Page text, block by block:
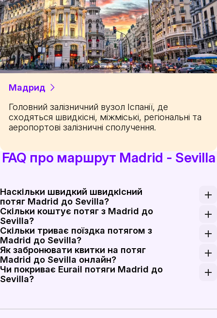
Мадрид
Головний залізничний вузол Іспанії, де
сходяться швидкісні, міжміські, регіональні та
аеропортові залізничні сполучення.
FAQ про маршрут Madrid - Sevilla
Наскільки швидкий швидкісний
потяг Madrid до Sevilla?
Потяги AVE, Avlo, Iryo та Ouigo Espana на
Скільки коштує потяг з Madrid до
Sevilla?
Квитки в один бік на швидкісний потяг Madrid до
Скільки триває поїздка потягом з
Madrid до Sevilla?
Найшвидші потяги Madrid до Sevilla долають шлях
Як забронювати квитки на потяг
Madrid до Sevilla онлайн?
Бронюйте квитки Madrid до Sevilla на Rail
Чи покриває Eurail потяги Madrid до
Sevilla?